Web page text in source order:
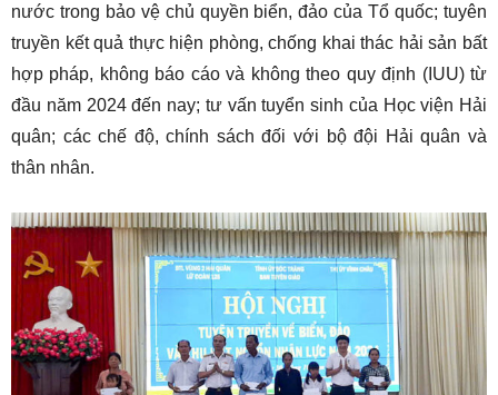
nước trong bảo vệ chủ quyền biển, đảo của Tổ quốc; tuyên
truyền kết quả thực hiện phòng, chống khai thác hải sản bất
hợp pháp, không báo cáo và không theo quy định (IUU) từ
đầu năm 2024 đến nay; tư vấn tuyển sinh của Học viện Hải
quân; các chế độ, chính sách đối với bộ đội Hải quân và
thân nhân.